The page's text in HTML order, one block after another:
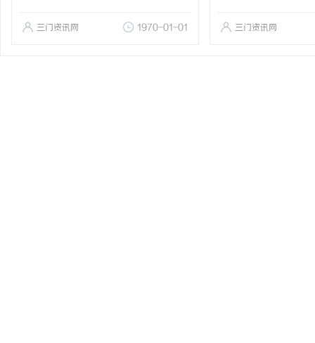
三门资讯网 1970-01-01 三门资讯网